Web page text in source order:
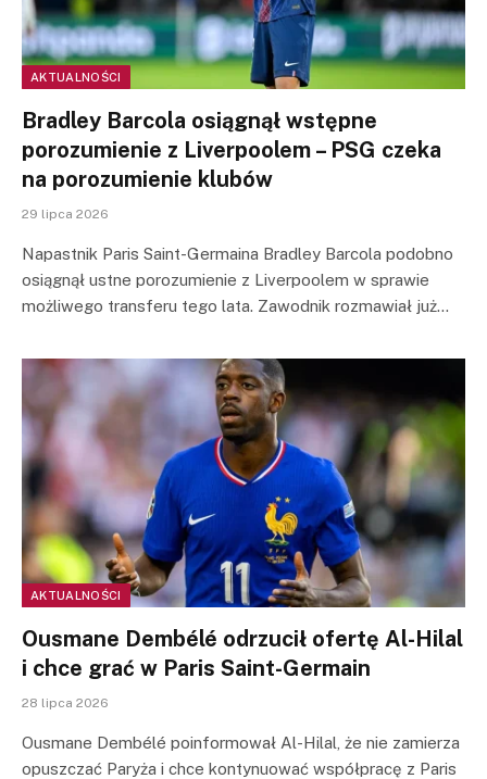
AKTUALNOŚCI
Bradley Barcola osiągnął wstępne
porozumienie z Liverpoolem – PSG czeka
na porozumienie klubów
29 lipca 2026
Napastnik Paris Saint-Germaina Bradley Barcola podobno
osiągnął ustne porozumienie z Liverpoolem w sprawie
możliwego transferu tego lata. Zawodnik rozmawiał już…
AKTUALNOŚCI
Ousmane Dembélé odrzucił ofertę Al-Hilal
i chce grać w Paris Saint-Germain
28 lipca 2026
Ousmane Dembélé poinformował Al-Hilal, że nie zamierza
opuszczać Paryża i chce kontynuować współpracę z Paris